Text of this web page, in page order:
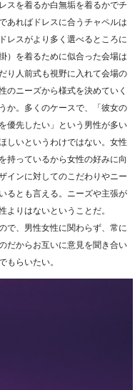
スを着るか白無垢を着るかでチ
あればドレスに合うチャペルは
レスがより多く選べるところに
）を着るために似合った会場は
り人前式も視野に入れて会場の
のニーズから様式を決めていく
か。多くのケースで、「彼女の
優先したい」という男性が多い
しいというわけではない。女性
持っているから女性の好みに向
インに対してのこだわりやニー
るとも言える。ニーズや主張が
りはないということだ。
で、男性女性に関わらず、常に
だからお互いに意見を聞き合い
らいたい。